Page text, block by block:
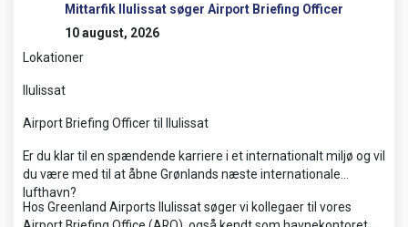
Mittarfik Ilulissat søger Airport Briefing Officer
10 august, 2026
Lokationer
Ilulissat
Airport Briefing Officer til Ilulissat
Er du klar til en spændende karriere i et internationalt miljø og vil
du være med til at åbne Grønlands næste internationale
lufthavn?
Hos Greenland Airports Ilulissat søger vi kollegaer til vores